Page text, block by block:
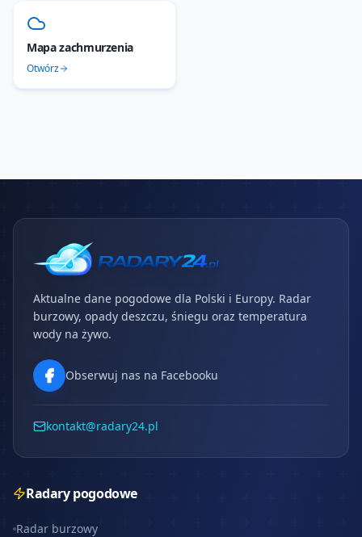
Mapa zachmurzenia
Otwórz
Aktualne dane pogodowe dla Polski i Europy. Radar
burzowy, opady deszczu, śniegu oraz temperatura
wody na żywo.
Obserwuj nas na Facebooku
kontakt@radary24.pl
Radary pogodowe
Radar burzowy